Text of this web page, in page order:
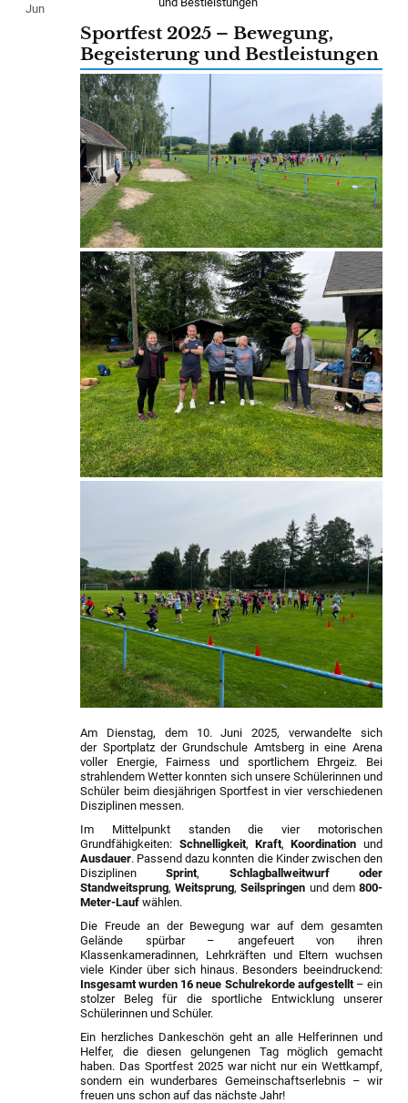
Jun
Sportfest 2025 – Bewegung,
Begeisterung und Bestleistungen
Am Dienstag, dem 10. Juni 2025, verwandelte sich
der Sportplatz der Grundschule Amtsberg in eine Arena
voller Energie, Fairness und sportlichem Ehrgeiz. Bei
strahlendem Wetter konnten sich unsere Schülerinnen und
Schüler beim diesjährigen Sportfest in vier verschiedenen
Disziplinen messen.
Im Mittelpunkt standen die vier motorischen
Grundfähigkeiten: Schnelligkeit,Kraft,Koordination und
Ausdauer. Passend dazu konnten die Kinder zwischen den
DisziplinenSprint, Schlagballweitwurf oder
Standweitsprung,Weitsprung,Seilspringen und dem 800-
Meter-Lauf wählen.
Die Freude an der Bewegung war auf dem gesamten
Gelände spürbar – angefeuert von ihren
Klassenkameradinnen, Lehrkräften und Eltern wuchsen
viele Kinder über sich hinaus. Besonders beeindruckend:
Insgesamt wurden 16 neue Schulrekorde aufgestellt– ein
stolzer Beleg für die sportliche Entwicklung unserer
Schülerinnen und Schüler.
Ein herzliches Dankeschön geht an alle Helferinnen und
Helfer, die diesen gelungenen Tag möglich gemacht
haben. Das Sportfest 2025 war nicht nur ein Wettkampf,
sondern ein wunderbares Gemeinschaftserlebnis – wir
freuen uns schon auf das nächste Jahr!